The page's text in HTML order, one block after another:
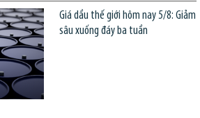
Giá dầu thế giới hôm nay 5/8: Giảm
sâu xuống đáy ba tuần